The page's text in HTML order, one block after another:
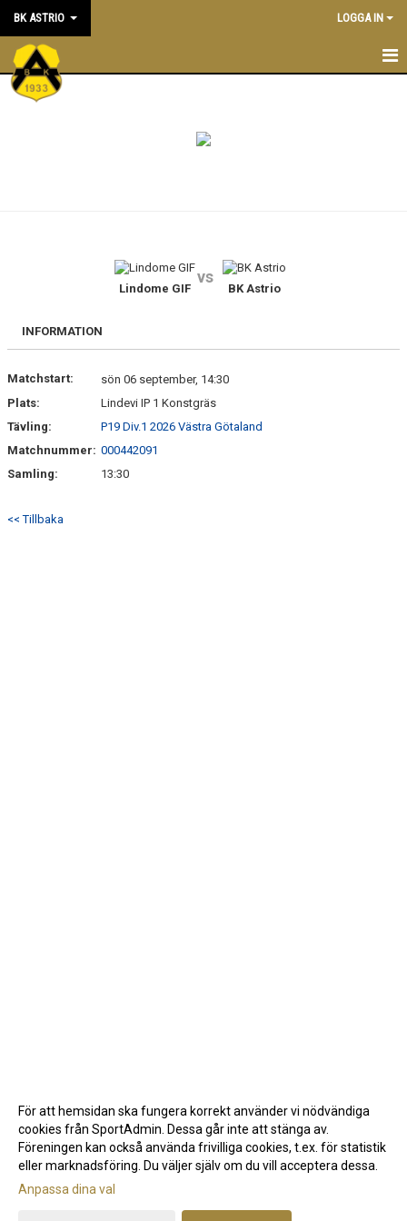
BK ASTRIO LOGGA IN
HEM
BLI MEDLEM
SÖNDRUMS IP
TRYGG I ASTRIO
ASTRIOSHOPEN
Lindome GIF
vs
BK Astrio
INFORMATION
Matchstart:
sön 06 september, 14:30
Plats:
Lindevi IP 1 Konstgräs
Tävling:
P19 Div.1 2026 Västra Götaland
Matchnummer: 000442091
Samling:
13:30
<< Tillbaka
Gå till Webbversion
För att hemsidan ska fungera korrekt använder vi nödvändiga
cookies från SportAdmin. Dessa går inte att stänga av.
Föreningen kan också använda frivilliga cookies, t.ex. för statistik
eller marknadsföring. Du väljer själv om du vill acceptera dessa.
Anpassa dina val